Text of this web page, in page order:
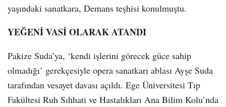
yaşındaki sanatkara, Demans teşhisi konulmuştu.
YEĞENİ VASİ OLARAK ATANDI
Pakize Suda’ya, ‘kendi işlerini görecek güce sahip
olmadığı’ gerekçesiyle opera sanatkarı ablası Ayşe Suda
tarafından vesayet davası açıldı. Ege Üniversitesi Tıp
Fakültesi Ruh Sıhhati ve Hastalıkları Ana Bilim Kolu’nda